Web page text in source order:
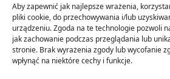
Aby zapewnić jak najlepsze wrażenia,
pliki cookie, do przechowywania i/lub
urządzeniu. Zgoda na te technologie pozwoli
jak zachowanie podczas przeglądania lub
stronie. Brak wyrażenia zgody lub wycofanie
wpłynąć na niektóre cechy i funkcje.
TO SIĘ TERAZ